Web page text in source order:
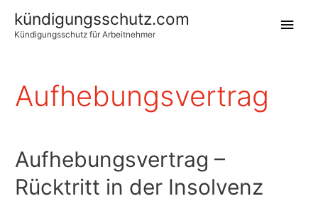
kündigungsschutz.com
Kündigungsschutz für Arbeitnehmer
Aufhebungsvertrag
Aufhebungsvertrag –
Rücktritt in der Insolvenz